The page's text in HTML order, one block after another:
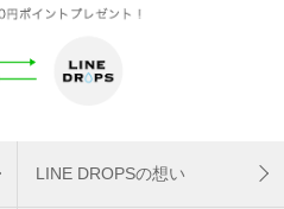
LINE DROPSの想い